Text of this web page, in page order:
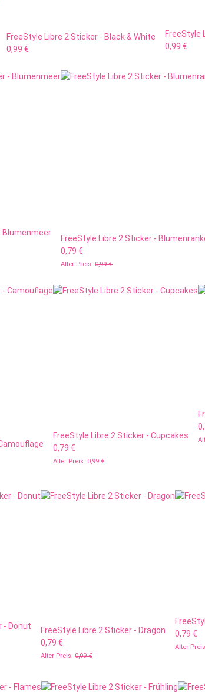
FreeStyle Libre 2 Sticker - Black & White
0,99 €
FreeStyle
0,99 €
Blumenmeer
FreeStyle Libre 2 Sticker -
0,79 €
Alter Preis: 0,99 €
FreeStyle Libre 2 Sticker - Cupcakes
0,79 €
Alter Preis: 0,99 €
- Donut
FreeStyle Libre 2 Sticker - Dragon
0,79 €
Alter Preis: 0,99 €
0,79 €
Alter